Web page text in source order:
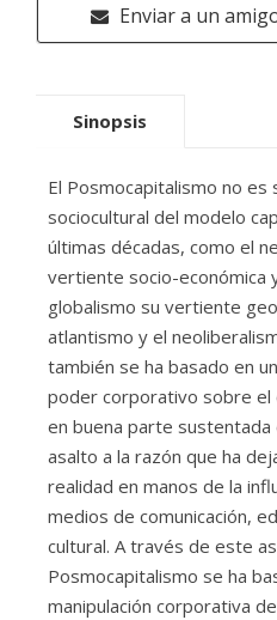
Enviar a un
Sinopsis
El Posmocapitalismo no es
sociocultural del modelo
últimas décadas, como el
vertiente socio-económica
globalismo su vertiente
atlantismo y el
también se ha basado en
poder corporativo sobre el
en buena parte sustentada
asalto a la razón que ha
realidad en manos de la
medios de comunicación,
cultural. A través de este
Posmocapitalismo se ha
manipulación corporativa